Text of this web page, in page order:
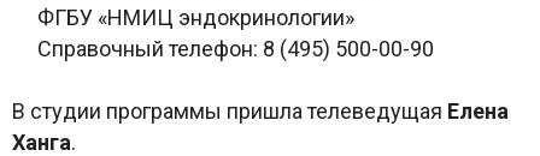
ФГБУ «НМИЦ эндокринологии»
Справочный телефон: 8 (495) 500-00-90
В студии программы пришла телеведущая Елена
Ханга.